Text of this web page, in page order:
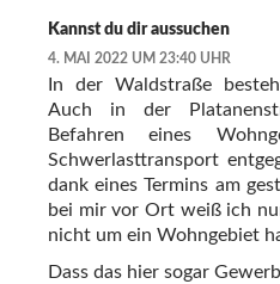
Kannst du dir aussuchen
4. MAI 2022 UM 23:40 UHR
In der Waldstraße
Auch in der
Befahren eines
Schwerlasttransport
dank eines Termins am
bei mir vor Ort weiß ich
nicht um ein Wohngebiet
Dass das hier sogar